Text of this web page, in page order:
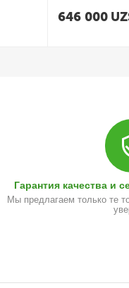
646 000
Гарантия качества и
Мы предлагаем только те